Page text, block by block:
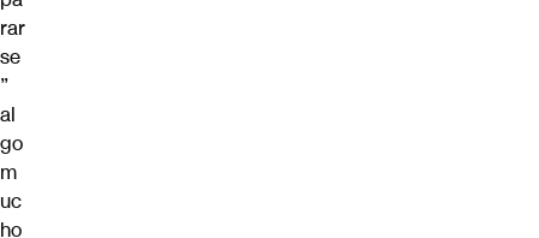
rar
se
”
al
go
m
uc
ho